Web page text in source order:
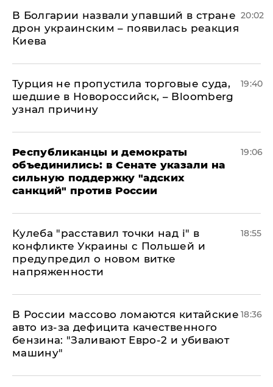
В Болгарии назвали упавший в стране
дрон украинским – появилась реакция
Киева
20:02
Турция не пропустила торговые суда,
шедшие в Новороссийск, – Bloomberg
узнал причину
19:40
Республиканцы и демократы
объединились: в Сенате указали на
сильную поддержку "адских
санкций" против России
19:06
Кулеба "расставил точки над і" в
конфликте Украины с Польшей и
предупредил о новом витке
напряженности
18:55
В России массово ломаются китайские
авто из-за дефицита качественного
бензина: "Заливают Евро-2 и убивают
машину"
18:36